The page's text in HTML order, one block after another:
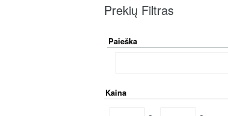
Prekių Filtras
Paieška
Kaina